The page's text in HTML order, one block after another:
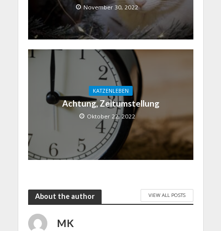
November 30, 2022
KATZENLEBEN
Achtung, Zeitumstellung
Oktober 22, 2022
About the author VIEW ALL POSTS
MK